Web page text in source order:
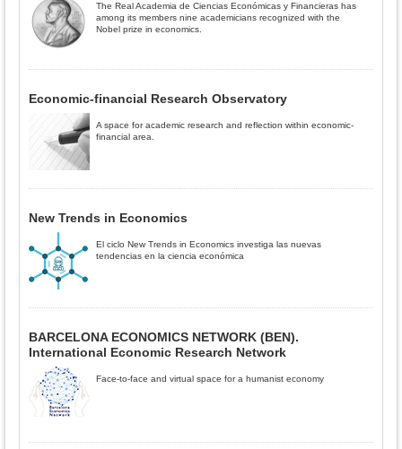
The Real Academia de Ciencias Económicas y Financieras has
among its members nine academicians recognized with the
Nobel prize in economics.
Economic-financial Research Observatory
A space for academic research and reflection within economic-
financial area.
New Trends in Economics
El ciclo New Trends in Economics investiga las nuevas
tendencias en la ciencia económica
BARCELONA ECONOMICS NETWORK (BEN).
International Economic Research Network
Face-to-face and virtual space for a humanist economy